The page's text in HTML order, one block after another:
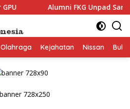
FKG Unpad Sambut Positif
Kejahatan Nissan